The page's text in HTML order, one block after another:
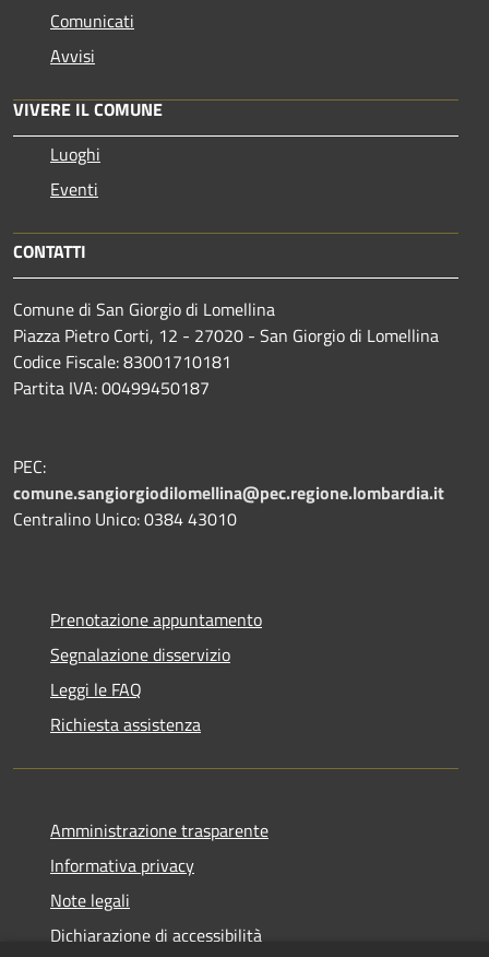
Comunicati
Avvisi
VIVERE IL COMUNE
Luoghi
Eventi
CONTATTI
Comune di San Giorgio di Lomellina
Piazza Pietro Corti, 12 - 27020 - San Giorgio di Lomellina
Codice Fiscale: 83001710181
Partita IVA: 00499450187
PEC:
comune.sangiorgiodilomellina@pec.regione.lombardia.it
Centralino Unico: 0384 43010
Prenotazione appuntamento
Segnalazione disservizio
Leggi le FAQ
Richiesta assistenza
Amministrazione trasparente
Informativa privacy
Note legali
Dichiarazione di accessibilità